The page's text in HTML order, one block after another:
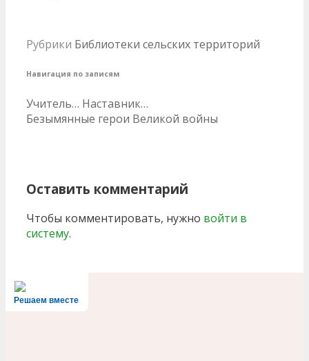
Рубрики Библиотеки сельских территорий
Навигация по записям
Учитель… Наставник…
Безымянные герои Великой войны
Оставить комментарий
Чтобы комментировать, нужно войти в
систему.
Решаем вместе